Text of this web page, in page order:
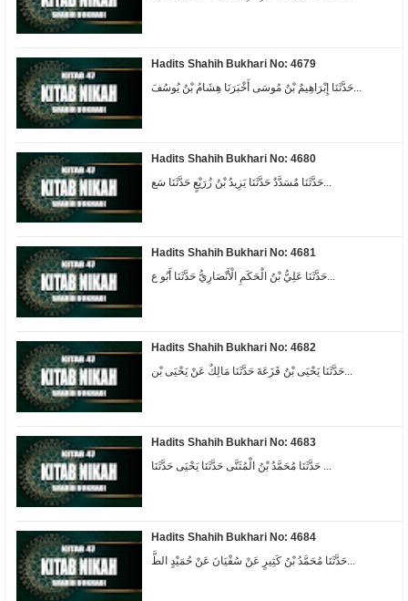
Hadits Shahih Bukhari No: 4679
Hadits Shahih Bukhari No: 4680
Hadits Shahih Bukhari No: 4681
حَدَّثَنَا عَلِيُّ بْنُ الْحَكَمِ الْأَنْصَارِيُّ حَدَّثَنَا أَبُو ع...
Hadits Shahih Bukhari No: 4682
حَدَّثَنَا يَحْيَى بْنُ قَزَعَةَ حَدَّثَنَا مَالِكٌ عَنْ يَحْيَى بْن...
Hadits Shahih Bukhari No: 4683
حَدَّثَنَا مُحَمَّدُ بْنُ الْمُثَنَّى حَدَّثَنَا يَحْيَى حَدَّثَنَا ...
Hadits Shahih Bukhari No: 4684
حَدَّثَنَا مُحَمَّدُ بْنُ كَثِيرٍ عَنْ سُفْيَانَ عَنْ حُمَيْدٍ الطَّ...